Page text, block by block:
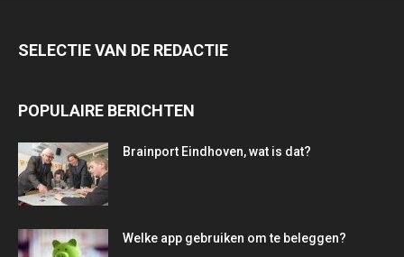
SELECTIE VAN DE REDACTIE
POPULAIRE BERICHTEN
Brainport Eindhoven, wat is dat?
Welke app gebruiken om te beleggen?